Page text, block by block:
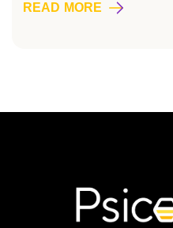
READ MORE